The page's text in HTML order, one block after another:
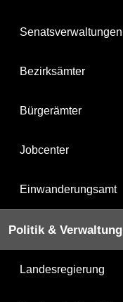
Senatsverwaltungen
Bezirksämter
Bürgerämter
Jobcenter
Einwanderungsamt
Politik & Verwaltung
Landesregierung